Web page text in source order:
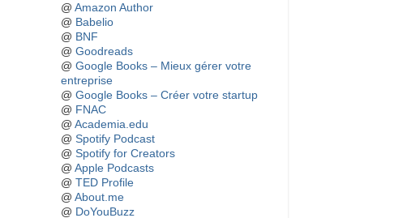
@ Amazon Author
@ Babelio
@ BNF
@ Goodreads
@ Google Books – Mieux gérer votre
entreprise
@ Google Books – Créer votre startup
@ FNAC
@ Academia.edu
@ Spotify Podcast
@ Spotify for Creators
@ Apple Podcasts
@ TED Profile
@ About.me
@ DoYouBuzz